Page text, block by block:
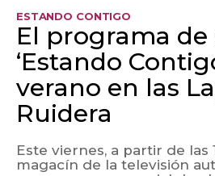
ESTANDO CONTIGO
El programa de
‘Estando
verano en las
Ruidera
Este viernes, a partir de las
magacín de la televisión